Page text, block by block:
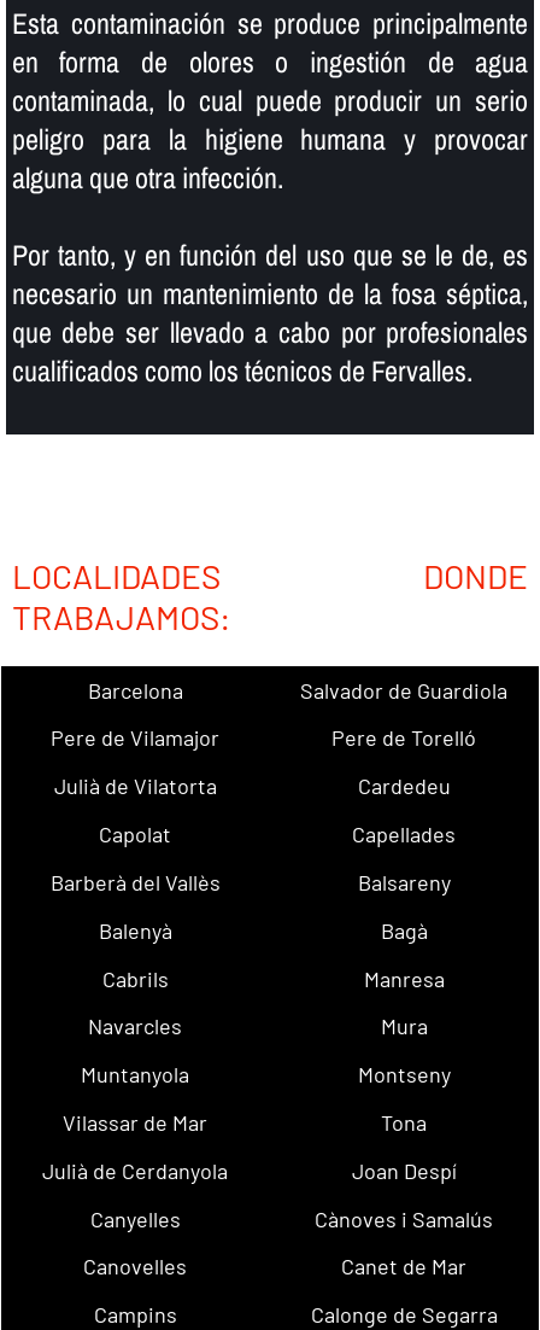
Esta contaminación se produce principalmente
en forma de olores o ingestión de agua
contaminada, lo cual puede producir un serio
peligro para la higiene humana y provocar
alguna que otra infección.
Por tanto, y en función del uso que se le de, es
necesario un mantenimiento de la fosa séptica,
que debe ser llevado a cabo por profesionales
cualificados como los técnicos de Fervalles.
LOCALIDADES DONDE
TRABAJAMOS:
Barcelona
Salvador de Guardiola
Pere de Vilamajor
Pere de Torelló
Julià de Vilatorta
Cardedeu
Capolat
Capellades
Barberà del Vallès
Balsareny
Balenyà
Bagà
Cabrils
Manresa
Navarcles
Mura
Muntanyola
Montseny
Vilassar de Mar
Tona
Julià de Cerdanyola
Joan Despí
Canyelles
Cànoves i Samalús
Canovelles
Canet de Mar
Campins
Calonge de Segarra